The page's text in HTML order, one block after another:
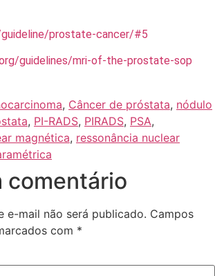
prostate-cancer/#5
guidelines/mri-of-the-prostate-sop
, Câncer de próstata, nódulo
, PI-RADS, PIRADS, PSA,
magnética, ressonância nuclear
comentário
e-mail não será publicado. Campos
com *